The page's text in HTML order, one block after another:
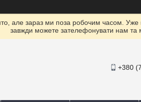
але зараз ми поза робочим часом. Уже
завжди можете зателефонувати нам та
+380